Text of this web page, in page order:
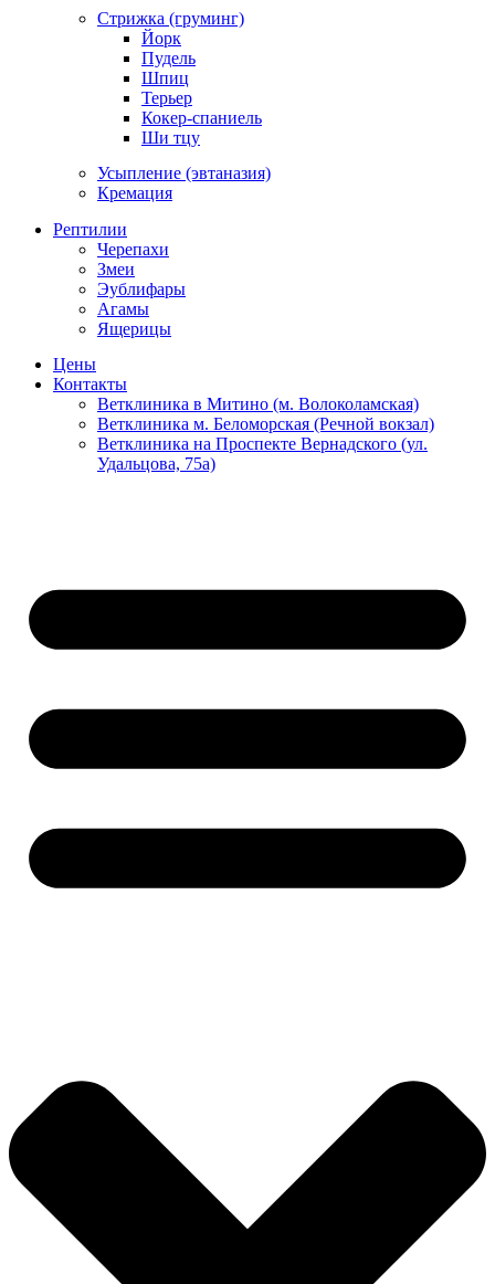
Стрижка (груминг)
Йорк
Пудель
Шпиц
Терьер
Кокер-спаниель
Ши тцу
Усыпление (эвтаназия)
Кремация
Рептилии
Черепахи
Змеи
Эублифары
Агамы
Ящерицы
Цены
Контакты
Ветклиника в Митино (м. Волоколамская)
Ветклиника м. Беломорская (Речной вокзал)
Ветклиника на Проспекте Вернадского (ул.
Удальцова, 75а)